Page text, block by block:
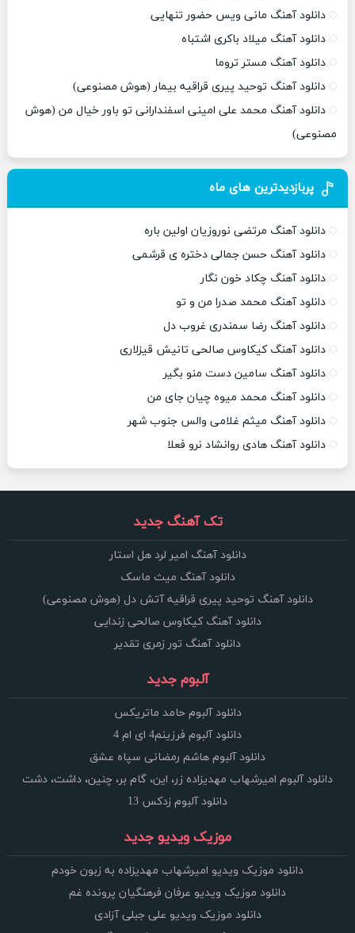
دانلود آهنگ مانی ویس حضور تنهایی
دانلود آهنگ میلاد باکری اشتباه
دانلود آهنگ مستر تروما
دانلود آهنگ توحید پیری قراقیه بیمار (هوش مصنوعی)
دانلود آهنگ محمد علی امینی اسفندارانی تو باور خیال من (هوش
مصنوعی)
پربازدیدترین های ماه
دانلود آهنگ مرتضی نوروزیان اولین باره
دانلود آهنگ حسن جمالی دختره ی قرشمی
دانلود آهنگ چکاد خون نگار
دانلود آهنگ محمد صدرا من و تو
دانلود آهنگ رضا سمندری غروب دل
دانلود آهنگ کیکاوس صالحی تانیش قیزلاری
دانلود آهنگ سامین دست منو بگیر
دانلود آهنگ محمد میوه چیان جای من
دانلود آهنگ میثم غلامی والس جنوب شهر
دانلود آهنگ هادی روانشاد نرو فعلا
تک آهنگ جدید
دانلود آهنگ امیر لرد هل استار
دانلود آهنگ میث ماسک
دانلود آهنگ توحید پیری قراقیه آتش دل (هوش مصنوعی)
دانلود آهنگ کیکاوس صالحی زندایی
دانلود آهنگ تور زمری تقدیر
آلبوم جدید
دانلود آلبوم حامد ماتریکس
دانلود آلبوم فرزینم4 ای ام 4
دانلود آلبوم هاشم رمضانی سپاه عشق
دانلود آلبوم امیرشهاب مهدیزاده زر، این، گام بر، چنین، داشت، دشت
دانلود آلبوم زدکس 13
موزیک ویدیو جدید
دانلود موزیک ویدیو امیرشهاب مهدیزاده به زبون خودم
دانلود موزیک ویدیو عرفان فرهنگیان پرونده غم
دانلود موزیک ویدیو علی جبلی آزادی